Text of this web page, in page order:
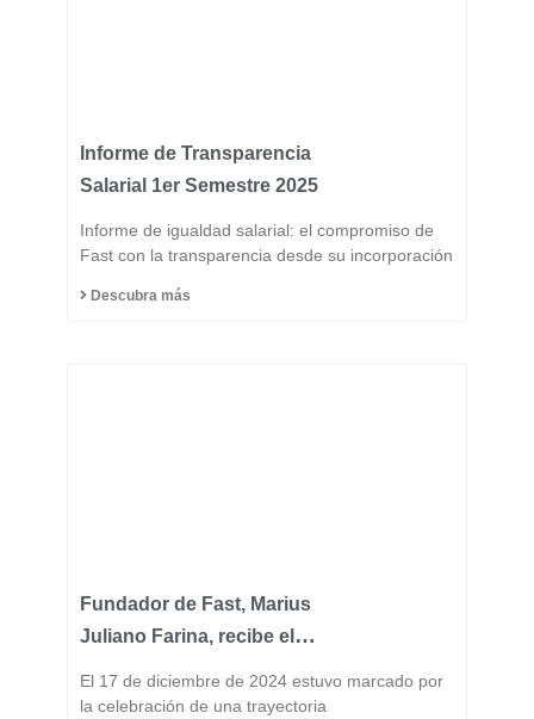
Informe de Transparencia
Salarial 1er Semestre 2025
Informe de igualdad salarial: el compromiso de
Fast con la transparencia desde su incorporación
Descubra más
Fundador de Fast, Marius
Juliano Farina, recibe el
Honorario del Municipio
El 17 de diciembre de 2024 estuvo marcado por
la celebración de una trayectoria